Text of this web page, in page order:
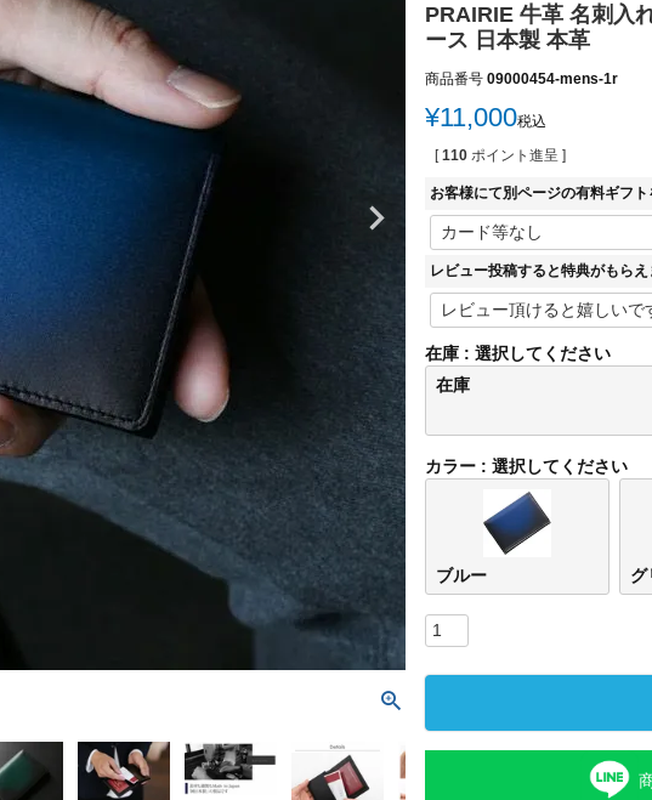
PRAIRIE 牛革 名刺入
ース 日本製 本革
商品番号 09000454-mens-1r
¥11,000税込
[ 110 ポイント進呈 ]
お客様にて別ページの有料ギフ
レビュー投稿すると特典がもら
在庫
選択してください
在庫
カラー 選択してください
ブルー グ